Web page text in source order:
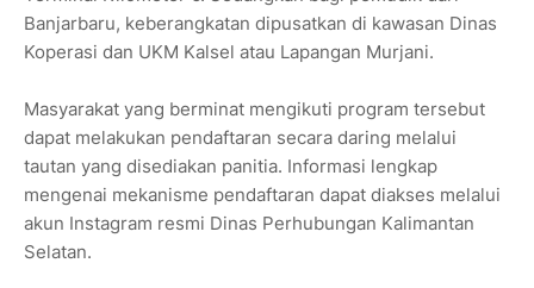
Banjarbaru, keberangkatan dipusatkan di kawasan Dinas
Koperasi dan UKM Kalsel atau Lapangan Murjani.
Masyarakat yang berminat mengikuti program tersebut
dapat melakukan pendaftaran secara daring melalui
tautan yang disediakan panitia. Informasi lengkap
mengenai mekanisme pendaftaran dapat diakses melalui
akun Instagram resmi Dinas Perhubungan Kalimantan
Selatan.